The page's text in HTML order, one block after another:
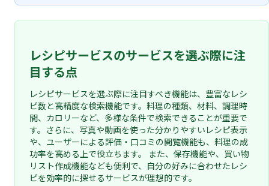
レシピサービスのサービスを選ぶ際に注
目する点
レシピサービスを選ぶ際に注目すべき機能は、豊富なレシ
ピ数と高精度な検索機能です。料理の種類、材料、調理時
間、カロリーなど、多様な条件で検索できることが重要で
す。さらに、写真や動画を使った分かりやすいレシピ表示
や、ユーザーによる評価・口コミの閲覧機能も、料理の成
功率を高める上で役立ちます。 また、保存機能や、買い物
リスト作成機能なども便利で、自分の好みに合わせたレシ
ピを効率的に探せるサービスが理想的です。